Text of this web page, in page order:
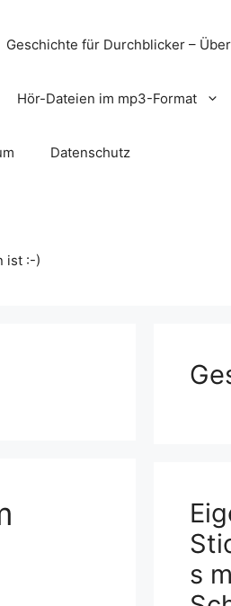
Geschichte für Durchblicker –
Hör-Dateien im mp3-Format
Datenschutz
ist :-)
s